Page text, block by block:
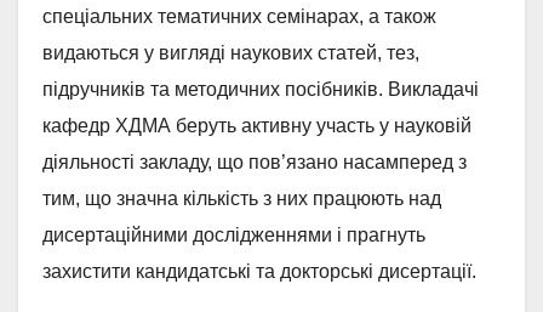
спеціальних тематичних семінарах, а також
видаються у вигляді наукових статей, тез,
підручників та методичних посібників. Викладачі
кафедр ХДМА беруть активну участь у науковій
діяльності закладу, що пов’язано насамперед з
тим, що значна кількість з них працюють над
дисертаційними дослідженнями і прагнуть
захистити кандидатські та докторські дисертації.